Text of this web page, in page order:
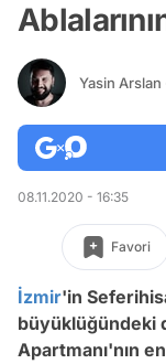
Yasin Arslan
08.11.2020 - 16:35
Favori
İzmir'in
büyüklüğündeki
Apartmanı'nın